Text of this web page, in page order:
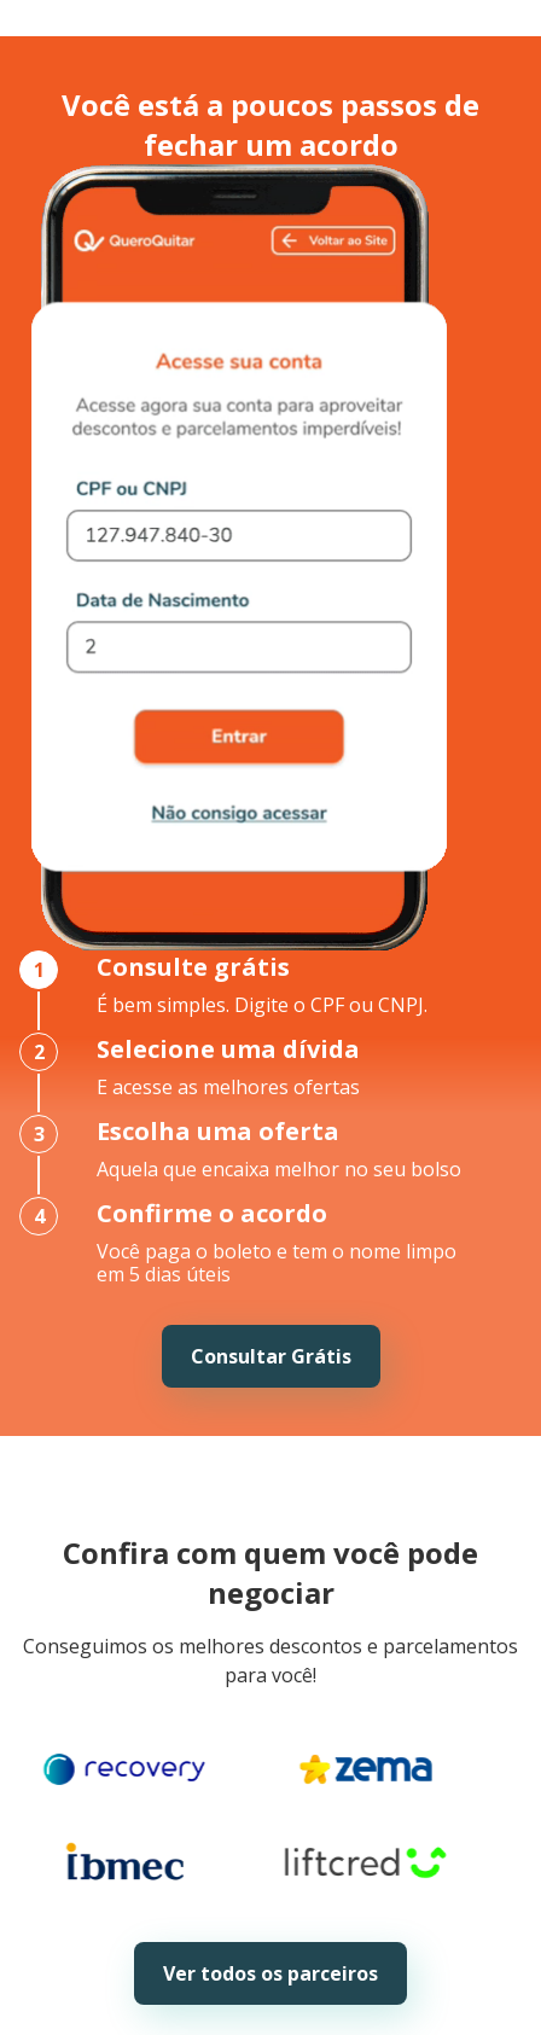
Você está a poucos passos de
fechar um acordo
1 Consulte grátis
É bem simples. Digite o CPF ou CNPJ.
2
Selecione uma dívida
E acesse as melhores ofertas
3
Escolha uma oferta
Aquela que encaixa melhor no seu bolso
4
Confirme o acordo
Você paga o boleto e tem o nome limpo
em 5 dias úteis
Consultar Grátis
Confira com quem você pode
negociar
Conseguimos os melhores descontos e parcelamentos
para você!
Ver todos os parceiros